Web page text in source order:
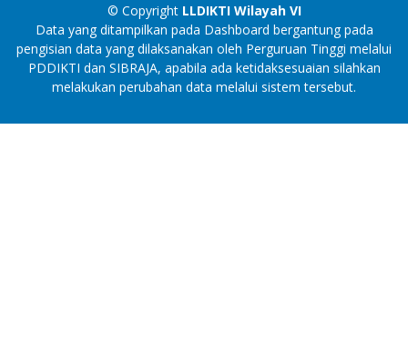
© Copyright LLDIKTI Wilayah VI
Data yang ditampilkan pada Dashboard bergantung pada
pengisian data yang dilaksanakan oleh Perguruan Tinggi melalui
PDDIKTI dan SIBRAJA, apabila ada ketidaksesuaian silahkan
melakukan perubahan data melalui sistem tersebut.